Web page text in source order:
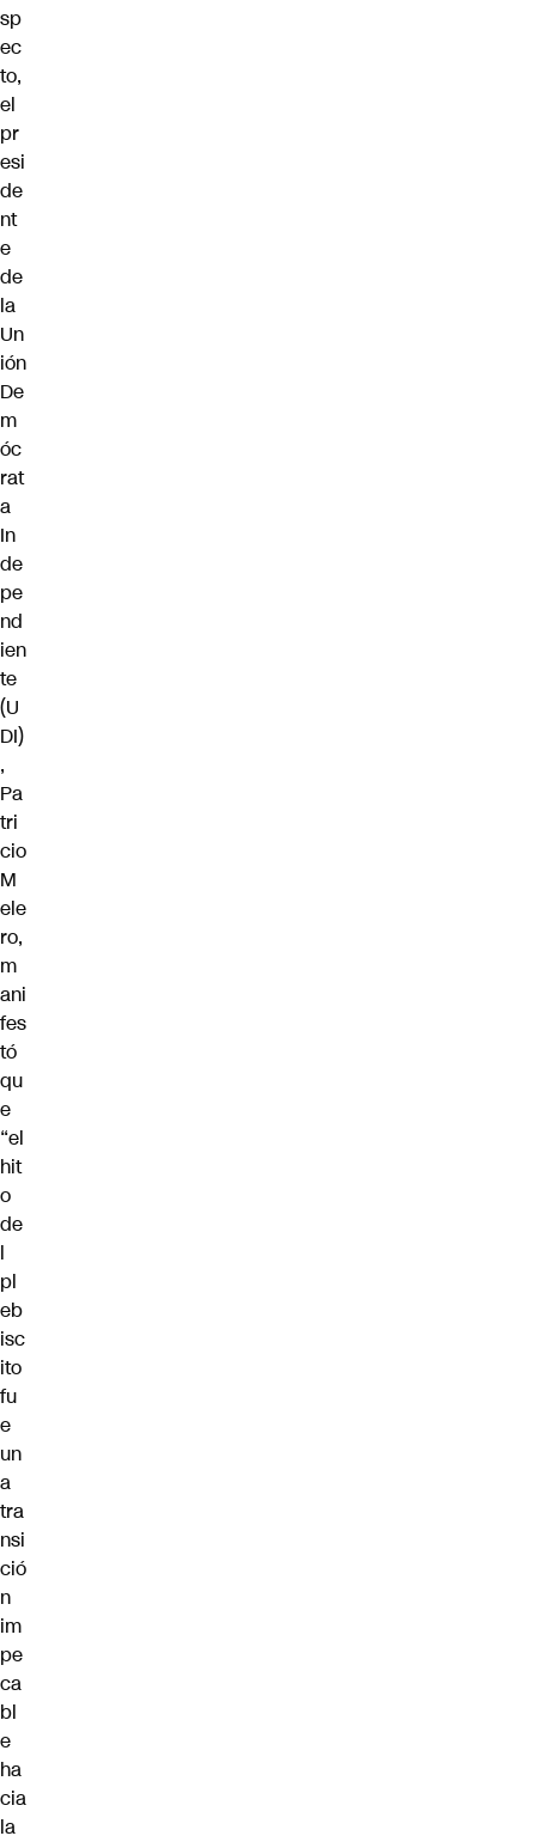
sp
ec
to,
el
pr
esi
de
nt
e
de
la
Un
ión
De
m
óc
rat
a
In
de
pe
nd
ien
te
(U
DI)
,
Pa
tri
cio
M
ele
ro,
m
ani
fes
tó
qu
e
“el
hit
o
de
l
pl
eb
isc
ito
fu
e
un
a
tra
nsi
ció
n
im
pe
ca
bl
e
ha
cia
la